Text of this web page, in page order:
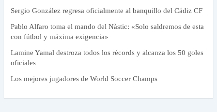
Sergio González regresa oficialmente al banquillo del Cádiz CF
Pablo Alfaro toma el mando del Nàstic: «Solo saldremos de esta
con fútbol y máxima exigencia»
Lamine Yamal destroza todos los récords y alcanza los 50 goles
oficiales
Los mejores jugadores de World Soccer Champs